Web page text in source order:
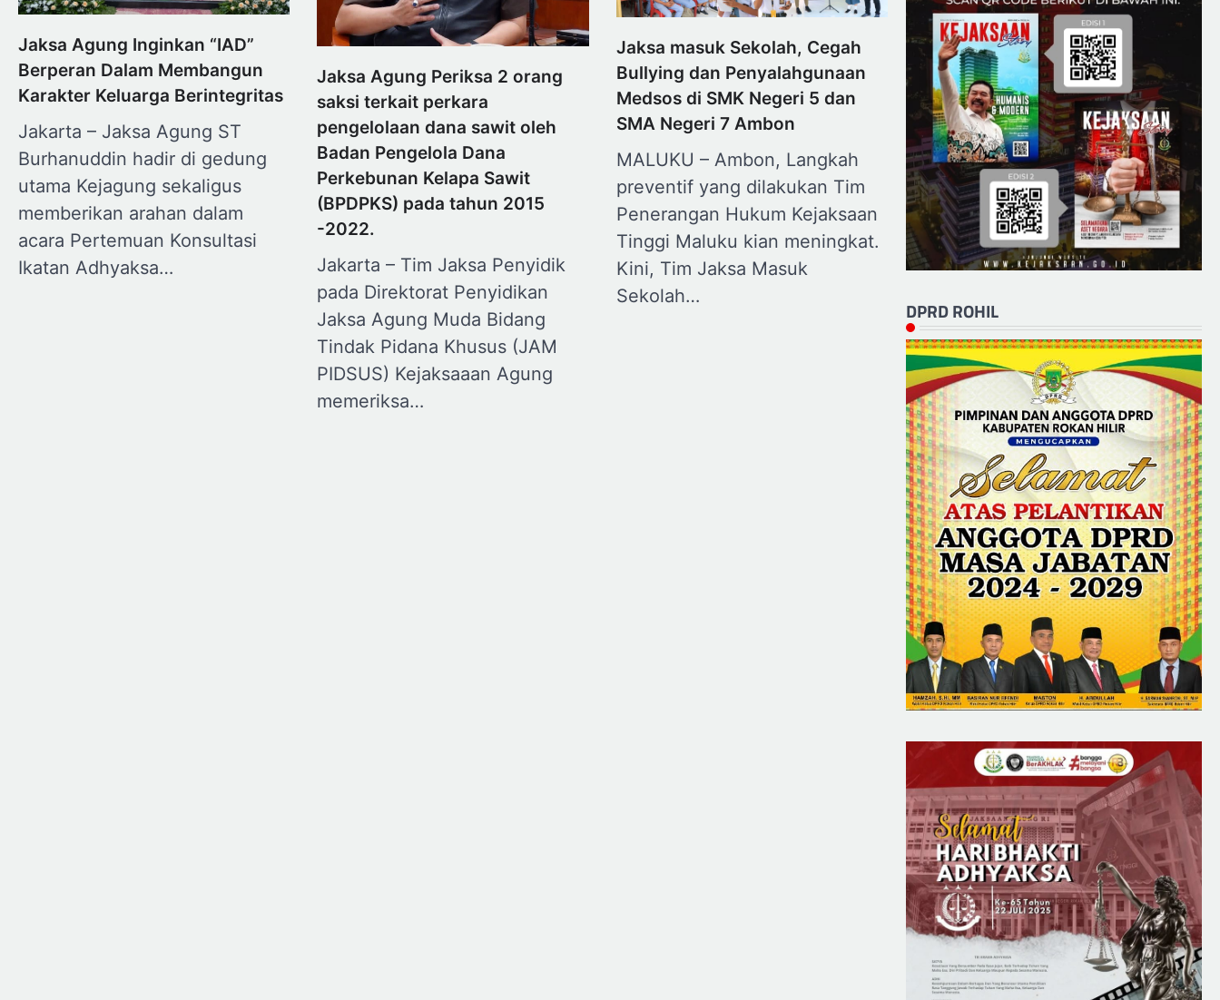
Jaksa Agung Inginkan “IAD”
Berperan Dalam Membangun
Karakter Keluarga Berintegritas
Jakarta – Jaksa Agung ST
Burhanuddin hadir di gedung
utama Kejagung sekaligus
memberikan arahan dalam
acara Pertemuan Konsultasi
Ikatan Adhyaksa…
Jaksa Agung Periksa 2 orang
saksi terkait perkara
pengelolaan dana sawit oleh
Badan Pengelola Dana
Perkebunan Kelapa Sawit
(BPDPKS) pada tahun 2015
-2022.
Jakarta – Tim Jaksa Penyidik
pada Direktorat Penyidikan
Jaksa Agung Muda Bidang
Tindak Pidana Khusus (JAM
PIDSUS) Kejaksaaan Agung
memeriksa…
Jaksa masuk Sekolah, Cegah
Bullying dan Penyalahgunaan
Medsos di SMK Negeri 5 dan
SMA Negeri 7 Ambon
MALUKU – Ambon, Langkah
preventif yang dilakukan Tim
Penerangan Hukum Kejaksaan
Tinggi Maluku kian meningkat.
Kini, Tim Jaksa Masuk
Sekolah…
DPRD ROHIL